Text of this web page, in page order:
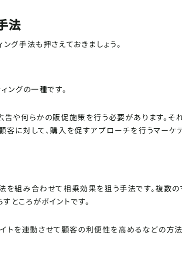
法
グ手法も押さえておきましょう。
ングの一種です。
告や何らかの販促施策を行う必要があります。そ
に対して、購入を促すアプローチを行うマーケ
を組み合わせて相乗効果を狙う手法です。複数の
ところがポイントです。
トを連動させて顧客の利便性を高めるなどの方